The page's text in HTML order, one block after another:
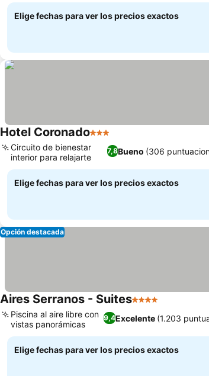
Elige fechas para ver los precios exactos
Hotel Coronado3 Estrellas
7,8Bueno (306
Circuito de bienestar
interior para relajarte
Elige fechas para ver los precios exactos
Opción destacada
Aires Serranos - Suites4 Estrellas
9,4Excelente (1.203
Piscina al aire libre con
vistas panorámicas
Elige fechas para ver los precios exactos